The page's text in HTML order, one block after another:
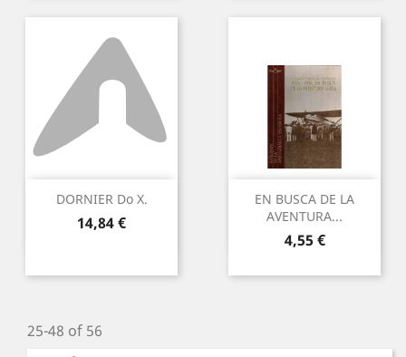
DORNIER Do X.
Preu
14,84 €
EN BUSCA DE LA
AVENTURA...
Preu
4,55 €
25-48 of 56